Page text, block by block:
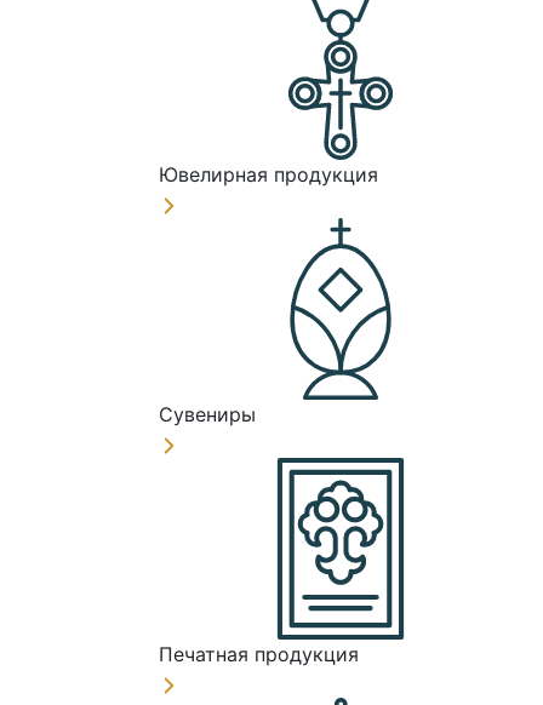
Ювелирная продукция
Сувениры
Печатная продукция